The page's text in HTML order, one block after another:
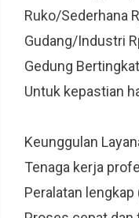
Ruko/Sederhana
Gudang/Industri
Gedung
Untuk kepastian
Keunggulan
Tenaga kerja
Peralatan